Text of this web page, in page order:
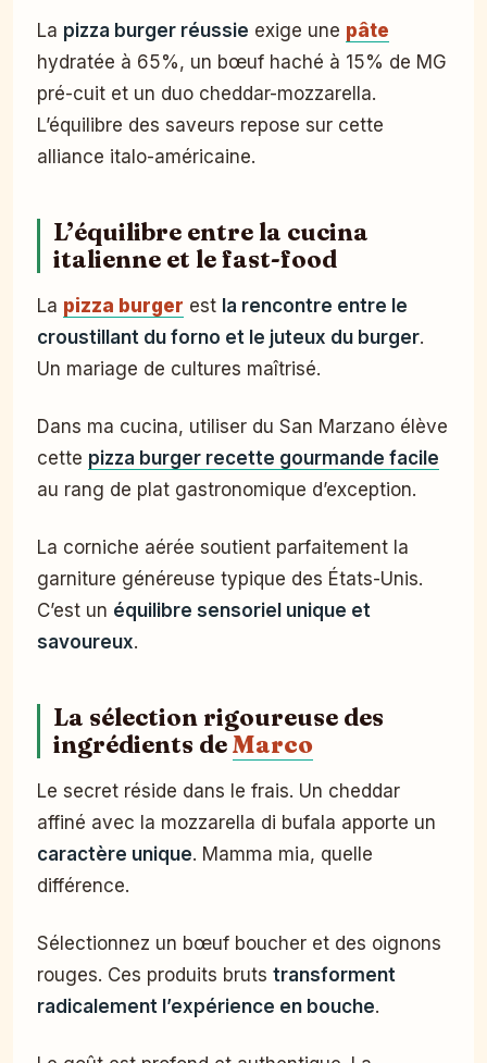
La pizza burger réussie exige une pâte
hydratée à 65%, un bœuf haché à 15% de MG
pré-cuit et un duo cheddar-mozzarella.
L’équilibre des saveurs repose sur cette
alliance italo-américaine.
L’équilibre entre la cucina
italienne et le fast-food
La pizza burger est la rencontre entre le
croustillant du forno et le juteux du burger.
Un mariage de cultures maîtrisé.
Dans ma cucina, utiliser du San Marzano élève
cette pizza burger recette gourmande facile
au rang de plat gastronomique d’exception.
La corniche aérée soutient parfaitement la
garniture généreuse typique des États-Unis.
C’est un équilibre sensoriel unique et
savoureux.
La sélection rigoureuse des
ingrédients deMarco
Le secret réside dans le frais. Un cheddar
affiné avec la mozzarella di bufala apporte un
caractère unique. Mamma mia, quelle
différence.
Sélectionnez un bœuf boucher et des oignons
rouges. Ces produits bruts transforment
radicalement l’expérience en bouche.